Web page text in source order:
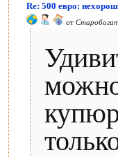
Re: 500 евро:
от